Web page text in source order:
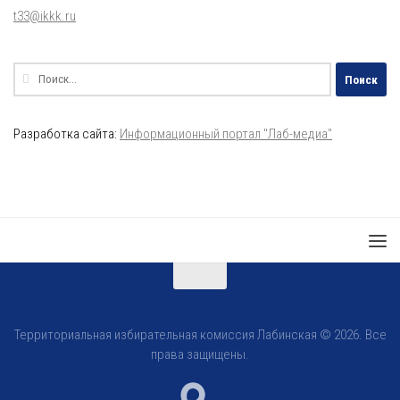
t33@ikkk.ru
Найти:
Разработка сайта: Информационный портал "Лаб-медиа"
Территориальная избирательная комиссия Лабинская © 2026. Все
права защищены.